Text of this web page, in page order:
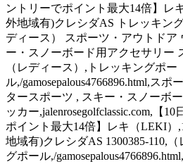
ントリーでポイント最大14倍】レ
外地域有)クレシダAS トレッキン
ディース） スポーツ・アウトドア
ー・スノーボード用アクセサリー
（レディース）,トレッキングポー
ル,/gamosepalous4766896.html,ス
タースポーツ , スキー・スノーボ
ッカー,jalenrosegolfclassic.com,【
ポイント最大14倍】レキ（LEKI）
地域有)クレシダAS 1300385-110,
グポール,/